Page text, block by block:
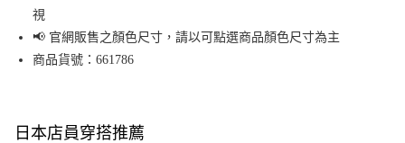
街口支付
悠遊付
全盈+PAY
視
📢 官網販售之顏色尺寸，請以可點選商品顏色尺寸為主
商品貨號：661786
日本店員穿搭推薦